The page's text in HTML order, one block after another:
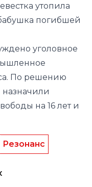
утопила
погибшей
уголовное
По решению
назначили
на 16 лет и
Резонанс